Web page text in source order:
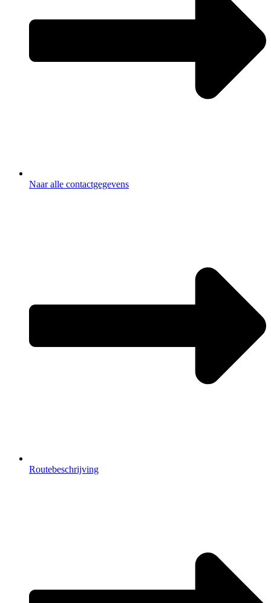
Naar alle contactgegevens
Routebeschrijving